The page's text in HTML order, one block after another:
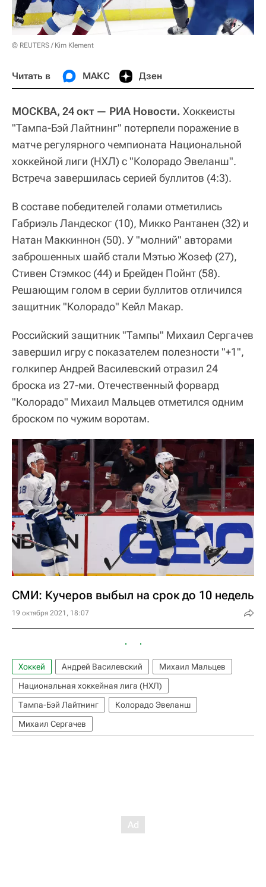
© REUTERS / Kim Klement
Читать в МАКС Дзен
МОСКВА, 24 окт — РИА Новости. Хоккеисты
"Тампа-Бэй Лайтнинг" потерпели поражение в
матче регулярного чемпионата Национальной
хоккейной лиги (НХЛ) с "Колорадо Эвеланш".
Встреча завершилась серией буллитов (4:3).
В составе победителей голами отметились
Габриэль Ландеског (10), Микко Рантанен (32) и
Натан Маккиннон (50). У "молний" авторами
заброшенных шайб стали Мэтью Жозеф (27),
Стивен Стэмкос (44) и Брейден Пойнт (58).
Решающим голом в серии буллитов отличился
защитник "Колорадо" Кейл Макар.
Российский защитник "Тампы" Михаил Сергачев
завершил игру с показателем полезности "+1",
голкипер Андрей Василевский отразил 24
броска из 27-ми. Отечественный форвард
"Колорадо" Михаил Мальцев отметился одним
броском по чужим воротам.
СМИ: Кучеров выбыл на срок до 10 недель
19 октября 2021, 18:07
Хоккей Андрей Василевский
Михаил Мальцев
Национальная хоккейная лига (НХЛ)
Тампа-Бэй Лайтнинг
Колорадо Эвеланш
Михаил Сергачев